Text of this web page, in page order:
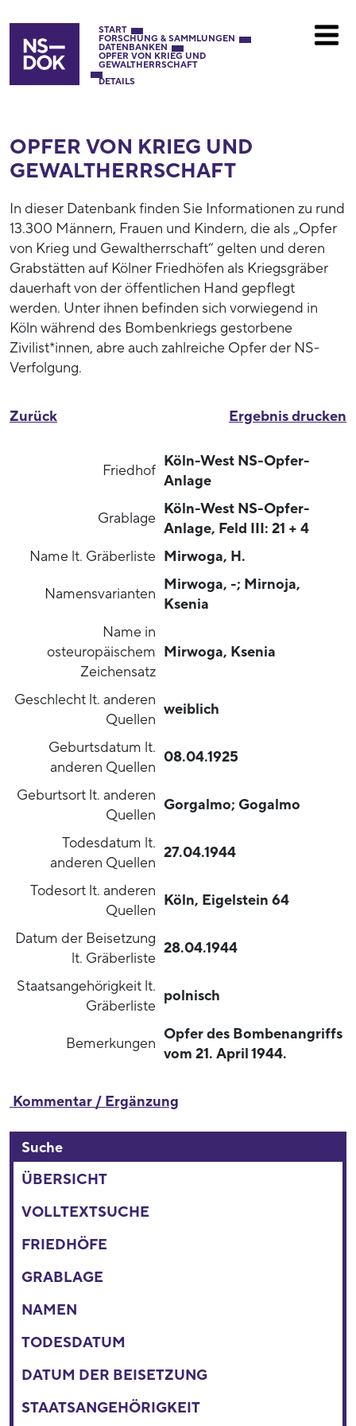
START
FORSCHUNG & SAMMLUNGEN
DATENBANKEN
OPFER VON KRIEG UND
GEWALTHERRSCHAFT
DETAILS
OPFER VON KRIEG UND
GEWALTHERRSCHAFT
In dieser Datenbank finden Sie Informationen zu rund
13.300 Männern, Frauen und Kindern, die als „Opfer
von Krieg und Gewaltherrschaft“ gelten und deren
Grabstätten auf Kölner Friedhöfen als Kriegsgräber
dauerhaft von der öffentlichen Hand gepflegt
werden. Unter ihnen befinden sich vorwiegend in
Köln während des Bombenkriegs gestorbene
Zivilist*innen, abre auch zahlreiche Opfer der NS-
Verfolgung.
Ergebnis drucken
Zurück
Friedhof
Köln-West NS-Opfer-
Anlage
Grablage
Köln-West NS-Opfer-
Anlage, Feld III: 21 + 4
Name lt. Gräberliste Mirwoga, H.
Namensvarianten
Mirwoga, -; Mirnoja,
Ksenia
Name in
osteuropäischem
Zeichensatz
Mirwoga, Ksenia
Geschlecht lt. anderen
Quellen
weiblich
Geburtsdatum lt.
anderen Quellen
08.04.1925
Geburtsort lt. anderen
Quellen
Gorgalmo; Gogalmo
Todesdatum lt.
anderen Quellen
27.04.1944
Todesort lt. anderen
Quellen
Köln, Eigelstein 64
Datum der Beisetzung
lt. Gräberliste
28.04.1944
Staatsangehörigkeit lt.
Gräberliste
polnisch
Bemerkungen
Opfer des Bombenangriffs
vom 21. April 1944.
Kommentar / Ergänzung
Suche
ÜBERSICHT
VOLLTEXTSUCHE
FRIEDHÖFE
GRABLAGE
NAMEN
TODESDATUM
DATUM DER BEISETZUNG
STAATSANGEHÖRIGKEIT